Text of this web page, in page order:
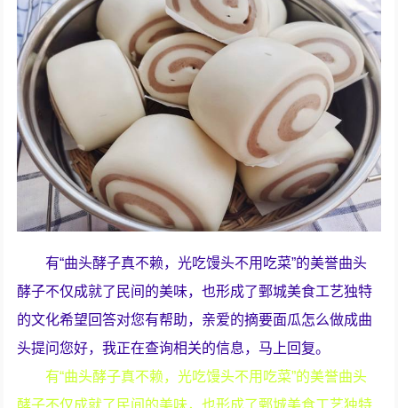
有“曲头酵子真不赖，光吃馒头不用吃菜”的美誉曲头
酵子不仅成就了民间的美味，也形成了鄄城美食工艺独特
的文化希望回答对您有帮助，亲爱的摘要面瓜怎么做成曲
头提问您好，我正在查询相关的信息，马上回复。
有“曲头酵子真不赖，光吃馒头不用吃菜”的美誉曲头